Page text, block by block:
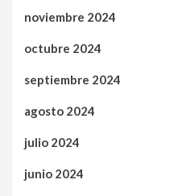
noviembre 2024
octubre 2024
septiembre 2024
agosto 2024
julio 2024
junio 2024